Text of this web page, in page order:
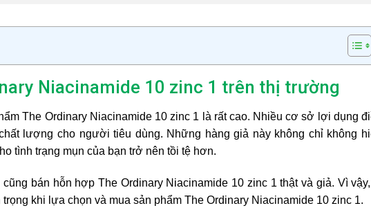
Niacinamide 10 zinc 1 trên thị trường
The Ordinary Niacinamide 10 zinc 1 là rất cao. Nhiều cơ sở lợi dụng
lượng cho người tiêu dùng. Những hàng giả này không chỉ không
tình trạng mụn của bạn trở nên tồi tệ hơn.
bán hỗn hợp The Ordinary Niacinamide 10 zinc 1 thật và giả. Vì
khi lựa chọn và mua sản phẩm The Ordinary Niacinamide 10 zinc 1.